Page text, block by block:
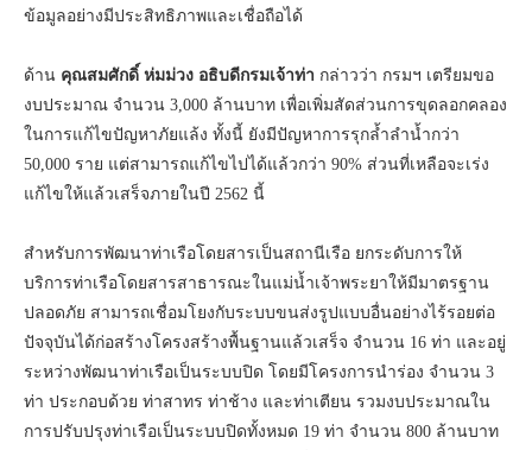
ข้อมูลอย่างมีประสิทธิภาพและเชื่อถือได้
ด้าน คุณสมศักดิ์ ห่มม่วง อธิบดีกรมเจ้าท่า กล่าวว่า กรมฯ เตรียมขอ
งบประมาณ จำนวน 3,000 ล้านบาท เพื่อเพิ่มสัดส่วนการขุดลอกคลอง
ในการแก้ไขปัญหาภัยแล้ง ทั้งนี้ ยังมีปัญหาการรุกล้ำลำน้ำกว่า
50,000 ราย แต่สามารถแก้ไขไปได้แล้วกว่า 90% ส่วนที่เหลือจะเร่ง
แก้ไขให้แล้วเสร็จภายในปี 2562 นี้
สำหรับการพัฒนาท่าเรือโดยสารเป็นสถานีเรือ ยกระดับการให้
บริการท่าเรือโดยสารสาธารณะในแม่น้ำเจ้าพระยาให้มีมาตรฐาน
ปลอดภัย สามารถเชื่อมโยงกับระบบขนส่งรูปแบบอื่นอย่างไร้รอยต่อ
ปัจจุบันได้ก่อสร้างโครงสร้างพื้นฐานแล้วเสร็จ จำนวน 16 ท่า และอยู่
ระหว่างพัฒนาท่าเรือเป็นระบบปิด โดยมีโครงการนำร่อง จำนวน 3
ท่า ประกอบด้วย ท่าสาทร ท่าช้าง และท่าเตียน รวมงบประมาณใน
การปรับปรุงท่าเรือเป็นระบบปิดทั้งหมด 19 ท่า จำนวน 800 ล้านบาท